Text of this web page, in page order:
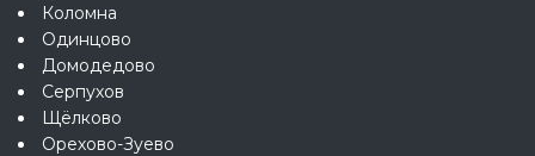
Коломна
Одинцово
Домодедово
Серпухов
Щёлково
Орехово-Зуево